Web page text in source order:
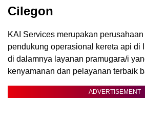
Cilegon
KAI Services merupakan
pendukung operasional kereta api di
di dalamnya layanan pramugara/i
kenyamanan dan pelayanan terbaik
ADVERTISEMENT